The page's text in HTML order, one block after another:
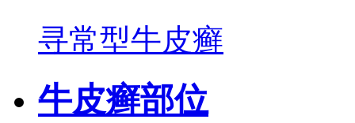
寻常型牛皮癣
牛皮癣部位